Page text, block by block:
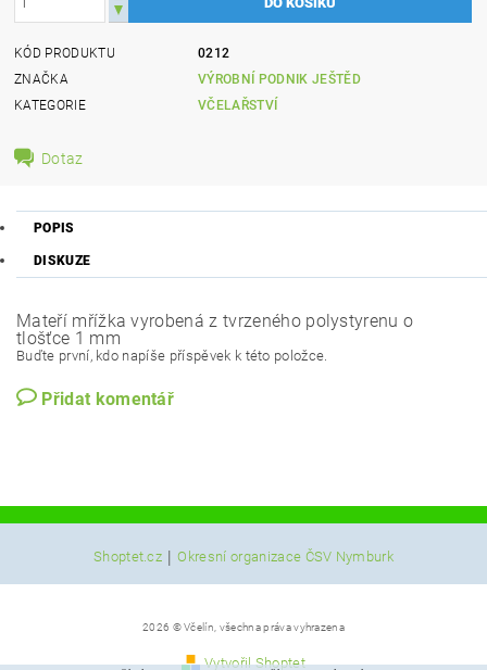
KÓD PRODUKTU
0212
ZNAČKA
VÝROBNÍ PODNIK JEŠTĚD
KATEGORIE
VČELAŘSTVÍ
Dotaz
POPIS
DISKUZE
Mateří mřížka vyrobená z tvrzeného polystyrenu o
tlošťce 1 mm
Buďte první, kdo napíše příspěvek k této položce.
Přidat komentář
Shoptet.cz | Okresní organizace ČSV Nymburk
2026 © Včelín, všechna práva vyhrazena
Vytvořil Shoptet